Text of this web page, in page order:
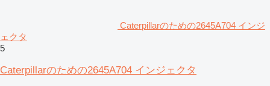
Caterpillarのための2645A704 インジ
ェクタ
5
Caterpillarのための2645A704 インジェクタ